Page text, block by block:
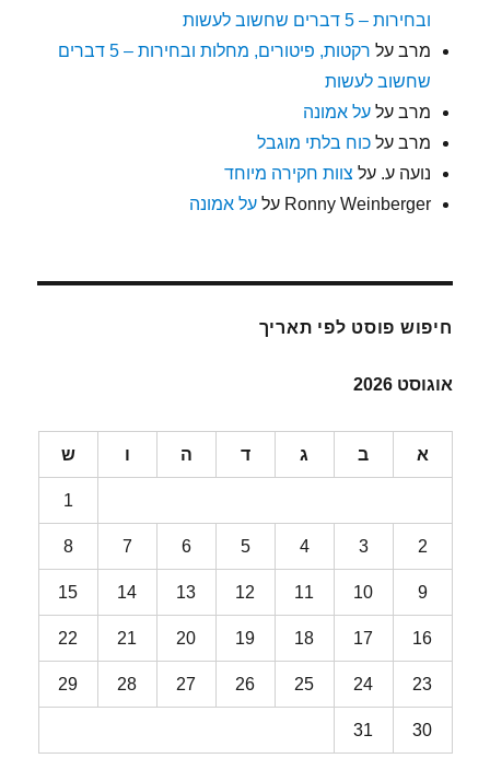
ובחירות – 5 דברים שחשוב לעשות
מרב על
רקטות, פיטורים, מחלות ובחירות – 5 דברים
שחשוב לעשות
מרב עלעל אמונה
מרב עלכוח בלתי מוגבל
נועה ע. על צוות חקירה מיוחד
Ronny Weinberger עלעל אמונה
חיפוש פוסט לפי תאריך
אוגוסט 2026
א ב ג ד ה ו ש
1
2
3
4
5
6
7
8
9
10
11
12
13
14
15
16
17
18
19
20
21
22
23
24
25
26
27
28
29
30
31